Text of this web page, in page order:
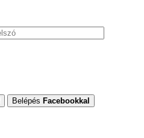
Belépés Facebookkal